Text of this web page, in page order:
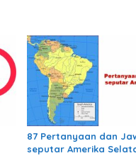
87 Pertanyaan dan
seputar Amerika